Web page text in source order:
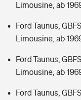
Limousine, ab
Ford Taunus,
Limousine, ab
Ford Taunus,
Limousine, ab
Ford Taunus,